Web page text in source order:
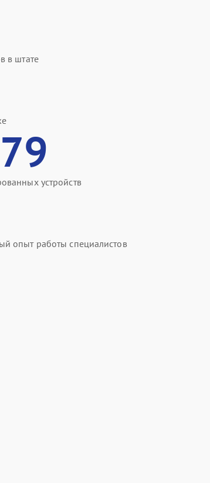
в штате
устройств
опыт работы специалистов